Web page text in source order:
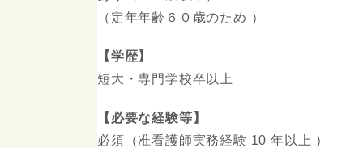
（定年年齢６０歳のため ）
【学歴】
短大・専門学校卒以上
【必要な経験等】
必須（准看護師実務経験 10 年以上 ）